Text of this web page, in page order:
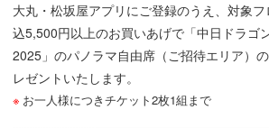
大丸・松坂屋アプリにご登録のうえ、対象
込5,500円以上のお買いあげで「中日ドラゴ
2025」のパノラマ自由席（ご招待エリア）
レゼントいたします。
お一人様につきチケット2枚1組まで